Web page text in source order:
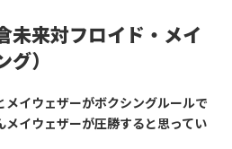
未来対フロイド・メイ
）
イウェザーがボクシングルールで
イウェザーが圧勝すると思ってい